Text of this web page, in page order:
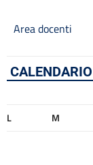
Area docenti
CALENDARIO
L M